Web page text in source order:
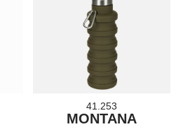
41.253
MONTANA